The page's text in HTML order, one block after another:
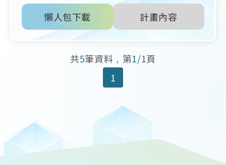
懶人包下載 計畫內容
共5筆資料，第1/1頁
1